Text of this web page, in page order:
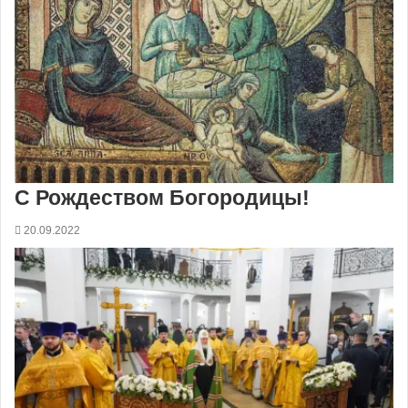
С Рождеством Богородицы!
20.09.2022